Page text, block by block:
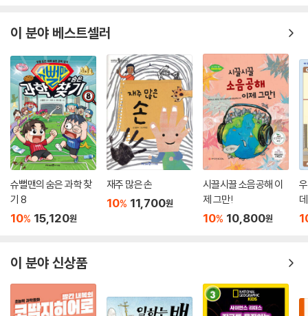
교과 주제부터 첨단 과학까지, 과학 궁금증 해결!
앞으로 출간될 7권부터는 최신 트렌드를 반영한 이슈와 아직 소개되지 않
은 주요 교과 주제를 선보인다. ‘생태계와 환경’, ‘물질’, ‘유전’, ‘미래 공학’
등 미래를 준비하는 어린이들이 궁금해할 만한 과학 지식을 알차게 담아낼
예정이다.
똑 닮은 고양이와 삵이 다른 동물이라고?
다양한 생물과 살아가려면 ‘생물 분류’가 필요해!
우리 주변의 동식물을 어떻게 구분하는지 알아보는 생물 책이다. 그간 동
식물의 한살이를 다루는 책은 많았지만, ‘생물 분류’를 통해 생물 교과의 기
하고, 기준을 세워 분류하는 법, 또 오늘날 생물 분류의 바탕이 된 린네의
생물 분류법이 만들어진 과정까지 다양하게 담고 있다. 특히 생물의 ‘종’을
아이들의 눈높이에 알맞은 예시를 들어 설명하여, 까다로운 교과 개념도
쏙쏙 이해할 수 있게 도와준다. 호랑이와 사람을 꼽아 생물 분류의 일곱 단
이 분야 베스트셀러
슈뻘맨의 숨은 과학 찾
기 8
10% 15,120원
재주 많은 손
10% 11,700원
시끌시끌 소음공해 이
제 그만!
10% 10,800원
이 분야 신상품